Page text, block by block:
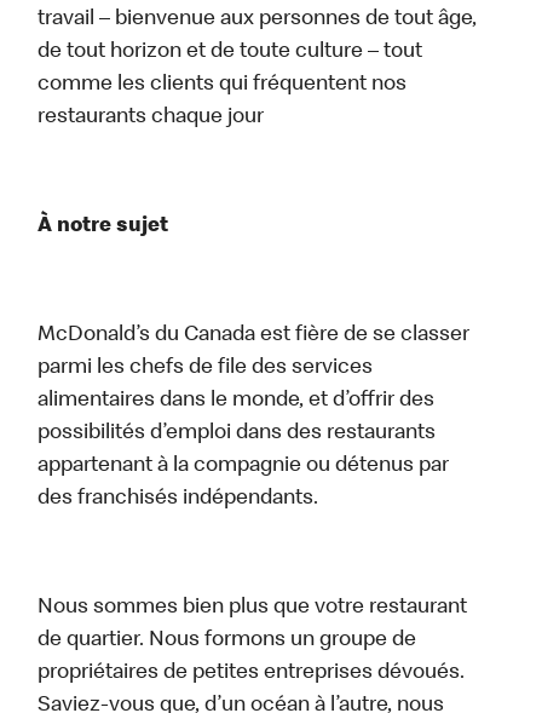
travail – bienvenue aux personnes de tout âge,
de tout horizon et de toute culture – tout
comme les clients qui fréquentent nos
restaurants chaque jour
À notre sujet
McDonald’s du Canada est fière de se classer
parmi les chefs de file des services
alimentaires dans le monde, et d’offrir des
possibilités d’emploi dans des restaurants
appartenant à la compagnie ou détenus par
des franchisés indépendants.
Nous sommes bien plus que votre restaurant
de quartier. Nous formons un groupe de
propriétaires de petites entreprises dévoués.
Saviez-vous que, d’un océan à l’autre, nous